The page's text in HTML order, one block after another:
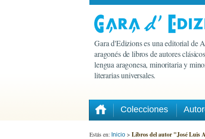
Gara d'Edizions es una editorial de
aragonés de libros de autores
lengua aragonesa, minoritaria y
literarias universales.
Colecciones
Estás en: Inicio > Libros del autor "José Luis